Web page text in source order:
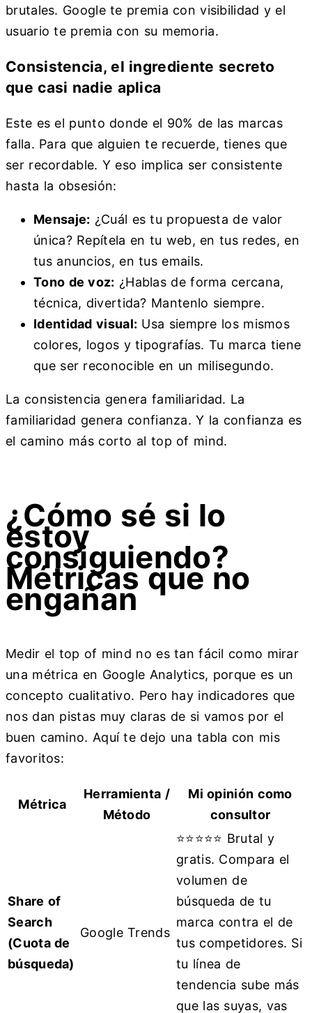
brutales. Google te premia con visibilidad y el
usuario te premia con su memoria.
Consistencia, el ingrediente secreto
que casi nadie aplica
Este es el punto donde el 90% de las marcas
falla. Para que alguien te recuerde, tienes que
ser recordable. Y eso implica ser consistente
hasta la obsesión:
Mensaje: ¿Cuál es tu propuesta de valor
única? Repítela en tu web, en tus redes, en
tus anuncios, en tus emails.
Tono de voz: ¿Hablas de forma cercana,
técnica, divertida? Mantenlo siempre.
Identidad visual: Usa siempre los mismos
colores, logos y tipografías. Tu marca tiene
que ser reconocible en un milisegundo.
La consistencia genera familiaridad. La
familiaridad genera confianza. Y la confianza es
el camino más corto al top of mind.
¿Cómo sé si lo
estoy
consiguiendo?
Métricas que no
engañan
Medir el top of mind no es tan fácil como mirar
una métrica en Google Analytics, porque es un
concepto cualitativo. Pero hay indicadores que
nos dan pistas muy claras de si vamos por el
buen camino. Aquí te dejo una tabla con mis
favoritos:
Métrica
Herramienta /
Método
Mi opinión como
consultor
Share of
Search
(Cuota de
búsqueda)
Google Trends
⭐⭐⭐⭐⭐ Brutal y
gratis. Compara el
volumen de
búsqueda de tu
marca contra el de
tus competidores. Si
tu línea de
tendencia sube más
que las suyas, vas